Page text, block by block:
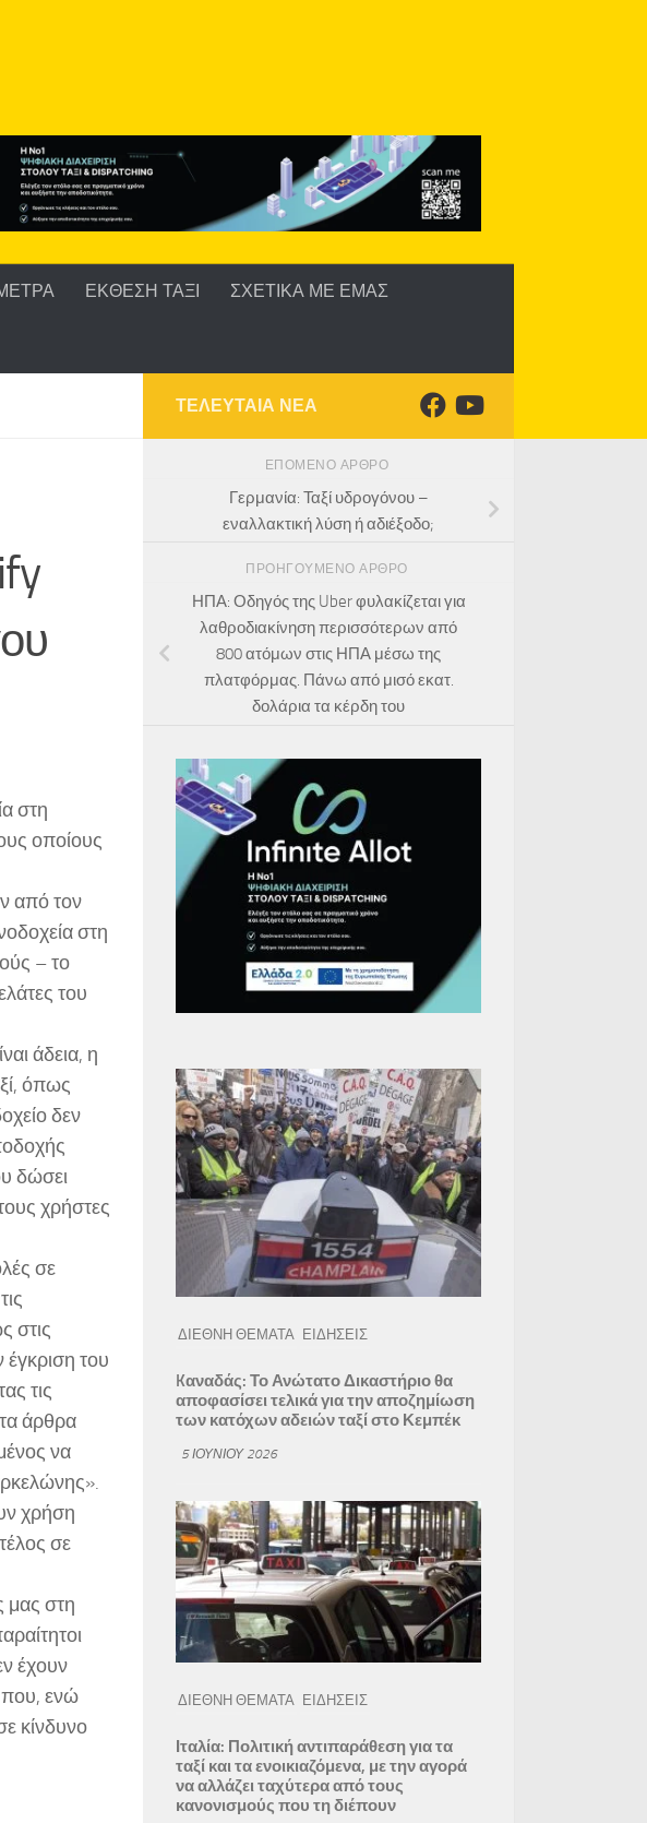
ΕΚΘΕΣΗ ΤΑΞΙ ΣΧΕΤΙΚΑ ΜΕ ΕΜΑΣ
στη
οποίους
από τον
στη
– το
του
άδεια, η
όπως
δεν
δώσει
χρήστες
σε
στις
του
τις
άρθρα
να
χρήση
σε
μας στη
έχουν
που, ενώ
κίνδυνο
ΤΕΛΕΥΤΑΙΑ ΝΕΑ
ΕΠΌΜΕΝΟ ΆΡΘΡΟ
Γερμανία: Ταξί υδρογόνου –
εναλλακτική λύση ή αδιέξοδο;
ΠΡΟΗΓΟΎΜΕΝΟ ΆΡΘΡΟ
ΗΠΑ: Οδηγός της Uber φυλακίζεται για
λαθροδιακίνηση περισσότερων από
800 ατόμων στις ΗΠΑ μέσω της
πλατφόρμας. Πάνω από μισό εκατ.
δολάρια τα κέρδη του
ΔΙΕΘΝΗ ΘΕΜΑΤΑ ΕΙΔΗΣΕΙΣ
Kαναδάς: Το Ανώτατο Δικαστήριο θα
αποφασίσει τελικά για την αποζημίωση
των κατόχων αδειών ταξί στο Κεμπέκ
5 ΙΟΥΝΊΟΥ 2026
ΔΙΕΘΝΗ ΘΕΜΑΤΑ ΕΙΔΗΣΕΙΣ
Ιταλία: Πολιτική αντιπαράθεση για τα
ταξί και τα ενοικιαζόμενα, με την αγορά
να αλλάζει ταχύτερα από τους
κανονισμούς που τη διέπουν